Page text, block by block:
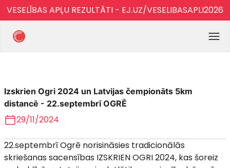
VESELĪBAS APĻU REZULTĀTI - EJ.UZ/VESELIBASAPLI2026
Izskrien Ogri 2024 un Latvijas čempionāts 5km
distancē - 22.septembrī OGRĒ
29/11/2024
22.septembrī Ogrē norisināsies tradicionālās
skriešanas sacensības IZSKRIEN OGRI 2024, kas šoreiz